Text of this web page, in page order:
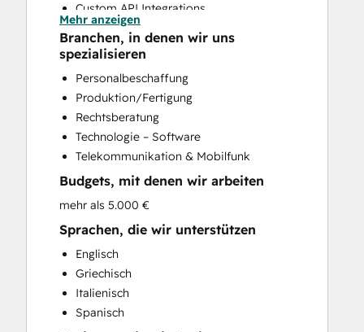
Custom API Integrations
Email Marketing
Search Engine Optimization
Website Development
Website Migration
Mehr anzeigen
Branchen, in denen wir uns
spezialisieren
Personalbeschaffung
Produktion/Fertigung
Rechtsberatung
Technologie – Software
Telekommunikation & Mobilfunk
Budgets, mit denen wir arbeiten
mehr als 5.000 €
Sprachen, die wir unterstützen
Englisch
Griechisch
Italienisch
Spanisch